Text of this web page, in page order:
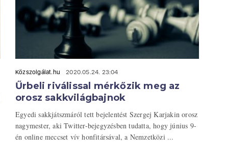
Közszolgálat.hu 2020.05.24. 23:04
Űrbeli riválissal mérkőzik meg az
orosz sakkvilágbajnok
Egyedi sakkjátszmáról tett bejelentést Szergej Karjakin orosz
nagymester, aki Twitter-bejegyzésben tudatta, hogy június 9-
én online meccset vív honfitársával, a Nemzetközi ...